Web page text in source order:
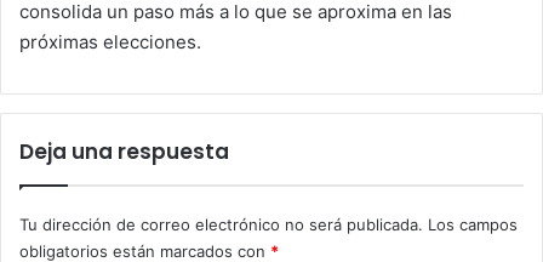
consolida un paso más a lo que se aproxima en las
próximas elecciones.
Deja una respuesta
Tu dirección de correo electrónico no será publicada. Los campos
obligatorios están marcados con *